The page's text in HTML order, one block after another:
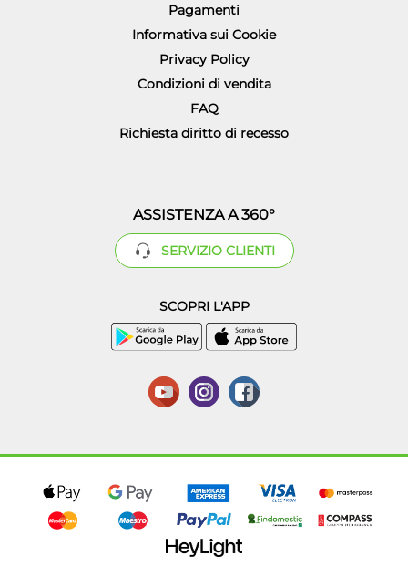
Pagamenti
Informativa sui Cookie
Privacy Policy
Condizioni di vendita
FAQ
Richiesta diritto di recesso
ASSISTENZA A 360°
SERVIZIO CLIENTI
SCOPRI L'APP